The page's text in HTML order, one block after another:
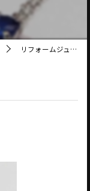
リフォームジュエリー